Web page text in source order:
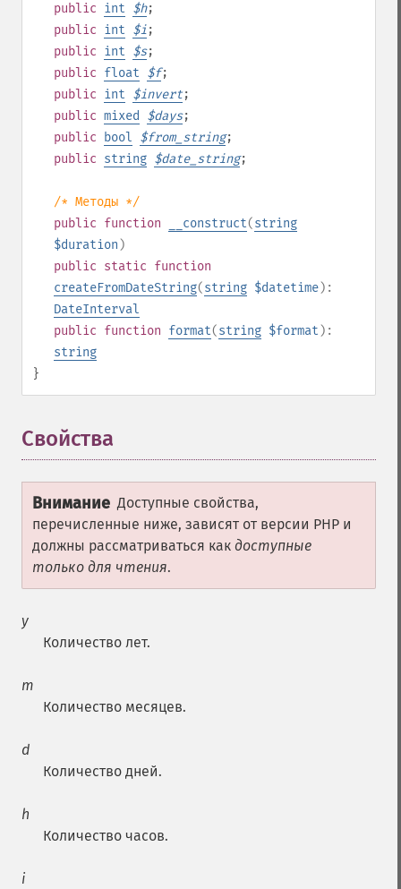
public int $h;
public int $i;
public int $s;
public float $f;
public int $invert;
public mixed $days;
public
bool $from_string;
public string $date_string;
/* Методы */
public function __construct(string
$duration )
public static function
createFromDateString(string $datetime):
DateInterval
public function format(string $format ):
string
}
Свойства
Внимание Доступные свойства,
перечисленные ниже, зависят от версии PHP и
должны рассматриваться как доступные
только для чтения.
y
Количество лет.
m
Количество месяцев.
d
Количество дней.
h
Количество часов.
i